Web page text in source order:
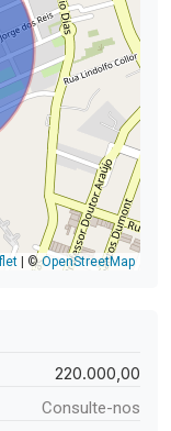
©OpenStreetMap
220.000,00
Consulte-nos